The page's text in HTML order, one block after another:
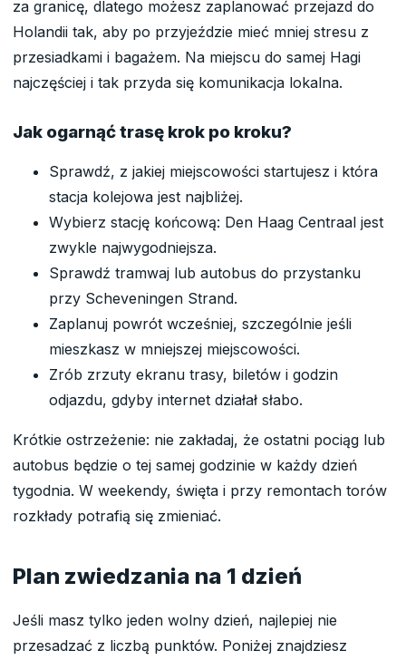
za granicę, dlatego możesz zaplanować przejazd do
Holandii tak, aby po przyjeździe mieć mniej stresu z
przesiadkami i bagażem. Na miejscu do samej Hagi
najczęściej i tak przyda się komunikacja lokalna.
Jak ogarnąć trasę krok po kroku?
Sprawdź, z jakiej miejscowości startujesz i która
stacja kolejowa jest najbliżej.
Wybierz stację końcową: Den Haag Centraal jest
zwykle najwygodniejsza.
Sprawdź tramwaj lub autobus do przystanku
przy Scheveningen Strand.
Zaplanuj powrót wcześniej, szczególnie jeśli
mieszkasz w mniejszej miejscowości.
Zrób zrzuty ekranu trasy, biletów i godzin
odjazdu, gdyby internet działał słabo.
Krótkie ostrzeżenie: nie zakładaj, że ostatni pociąg lub
autobus będzie o tej samej godzinie w każdy dzień
tygodnia. W weekendy, święta i przy remontach torów
rozkłady potrafią się zmieniać.
Plan zwiedzania na 1 dzień
Jeśli masz tylko jeden wolny dzień, najlepiej nie
przesadzać z liczbą punktów. Poniżej znajdziesz